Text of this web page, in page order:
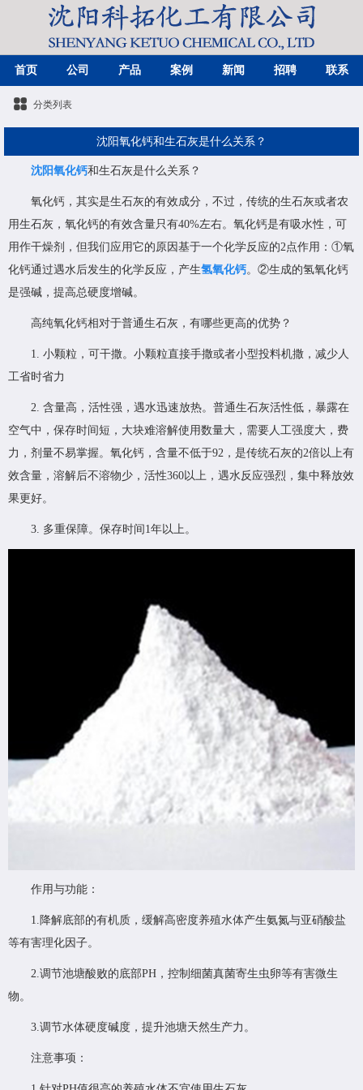
首页 公司 产品 案例 新闻 招聘 联系
分类列表
沈阳氧化钙和生石灰是什么关系？
沈阳氧化钙和生石灰是什么关系？
氧化钙，其实是生石灰的有效成分，不过，传统的生石灰或者农
用生石灰，氧化钙的有效含量只有40%左右。氧化钙是有吸水性，可
用作干燥剂，但我们应用它的原因基于一个化学反应的2点作用：①氧
化钙通过遇水后发生的化学反应，产生氢氧化钙。②生成的氢氧化钙
是强碱，提高总硬度增碱。
高纯氧化钙相对于普通生石灰，有哪些更高的优势？
1. 小颗粒，可干撒。小颗粒直接手撒或者小型投料机撒，减少人
工省时省力
2. 含量高，活性强，遇水迅速放热。普通生石灰活性低，暴露在
空气中，保存时间短，大块难溶解使用数量大，需要人工强度大，费
力，剂量不易掌握。氧化钙，含量不低于92，是传统石灰的2倍以上有
效含量，溶解后不溶物少，活性360以上，遇水反应强烈，集中释放效
果更好。
3. 多重保障。保存时间1年以上。
作用与功能：
1.降解底部的有机质，缓解高密度养殖水体产生氨氮与亚硝酸盐
等有害理化因子。
2.调节池塘酸败的底部PH，控制细菌真菌寄生虫卵等有害微生
物。
3.调节水体硬度碱度，提升池塘天然生产力。
注意事项：